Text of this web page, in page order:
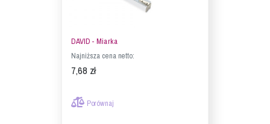
DAVID - Miarka
Najniższa cena netto:
7,68 zł
Porównaj